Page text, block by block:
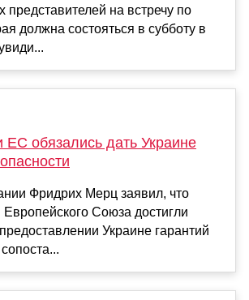
представителей на встречу по
должна состояться в субботу в
обязались дать Украине
Фридрих Мерц заявил, что
Союза достигли
Украине гарантий